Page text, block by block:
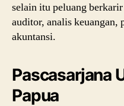
selain itu peluang
auditor, analis keuangan,
akuntansi.
Pascasarjana
Papua